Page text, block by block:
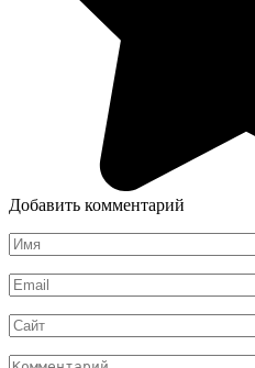
Добавить комментарий
Имя
*
Email
*
Сайт
Комментарий